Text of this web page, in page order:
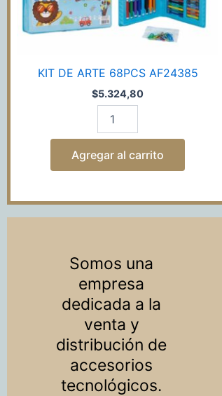
KIT DE ARTE 68PCS AF24385
$5.324,80
Agregar al carrito
Somos una
empresa
dedicada a la
venta y
distribución de
accesorios
tecnológicos.